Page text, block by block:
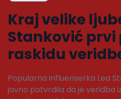
Kraj velike
Stanković prvi
raskidu
Popularna influenserka Lea
javno potvrdila da je veridba